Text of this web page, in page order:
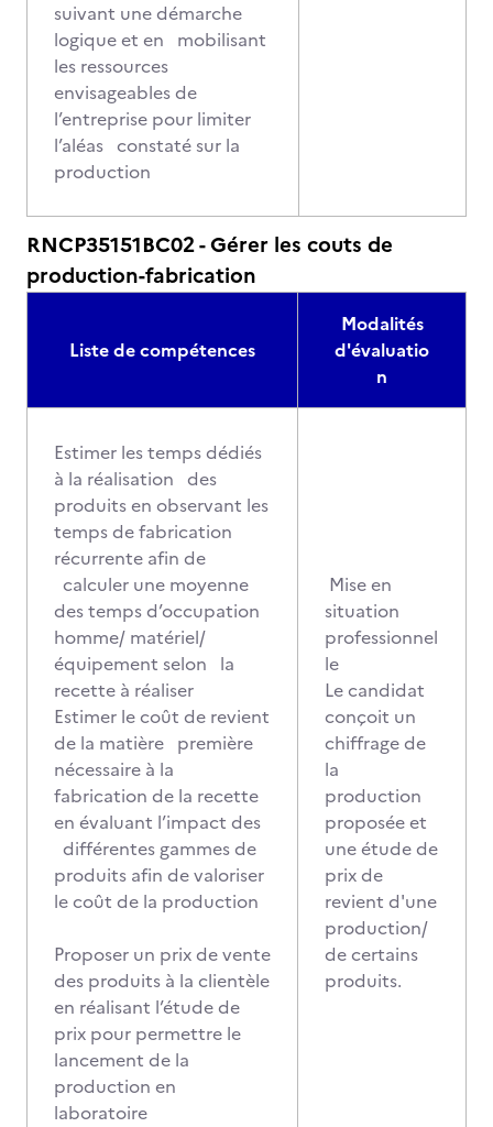
suivant une démarche
logique et en mobilisant
les ressources
envisageables de
l’entreprise pour limiter
l’aléas constaté sur la
production
RNCP35151BC02 - Gérer les couts de
production-fabrication
Liste de compétences
Modalités
d'évaluatio
n
Estimer les temps dédiés
à la réalisation des
produits en observant les
temps de fabrication
récurrente afin de
calculer une moyenne
des temps d’occupation
homme/ matériel/
équipement selon la
recette à réaliser
Estimer le coût de revient
de la matière première
nécessaire à la
fabrication de la recette
en évaluant l’impact des
différentes gammes de
produits afin de valoriser
le coût de la production
Proposer un prix de vente
des produits à la clientèle
en réalisant l’étude de
prix pour permettre le
lancement de la
production en
laboratoire
Mise en
situation
professionnel
le
Le candidat
conçoit un
chiffrage de
la
production
proposée et
une étude de
prix de
revient d'une
production/
de certains
produits.